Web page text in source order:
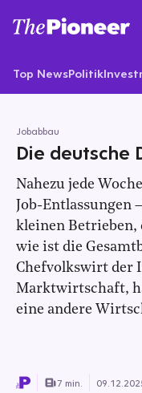
Top NewsPolitik
Jobabbau
Die deutsche
Nahezu jede
Job-Entlassungen
kleinen Betrieben,
wie ist die
Chefvolkswirt der
Marktwirtschaft,
eine andere
7 min.